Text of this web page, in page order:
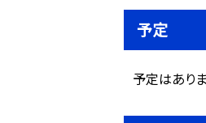
予定
予定はあり